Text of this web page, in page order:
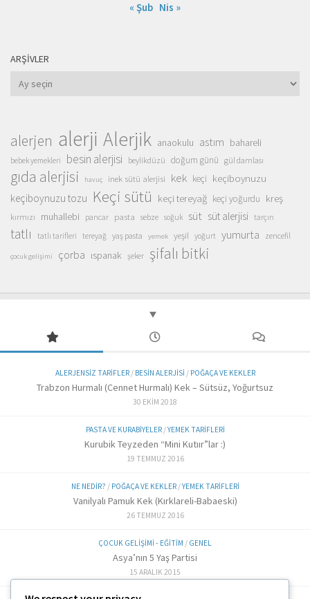
« Şub Nis »
ARŞIVLER
Arşivler
alerjen alerji Alerjik anaokulu astım bahareli
bebek yemekleri besin alerjisi beylikdüzü doğum günü gül damlası
gıda alerjisi havuç inek sütü alerjisi kek keçi keçiboynuzu
keçiboynuzu tozu Keçi sütü keçi tereyağ keçi yoğurdu kreş
kırmızı muhallebi pancar pasta sebze soğuk süt süt alerjisi tarçın
tatlı tatlı tarifleri tereyağ yaş pasta yemek yeşil yoğurt yumurta zencefil
çocuk gelişimi çorba ıspanak şeker şifalı bitki
ALERJENSIZ TARIFLER/ BESIN ALERJISI / POĞAÇA VE KEKLER
Trabzon Hurmalı (Cennet Hurmalı) Kek – Sütsüz, Yoğurtsuz
30 EKIM 2018
PASTA VE KURABIYELER/YEMEK TARIFLERI
Kurubik Teyzeden “Mini Kutıır”lar :)
19 TEMMUZ 2016
NE NEDIR? / POĞAÇA VE KEKLER/YEMEK TARIFLERI
Vanilyalı Pamuk Kek (Kırklareli-Babaeski)
26 TEMMUZ 2016
ÇOCUK GELIŞIMI - EĞITIM / GENEL
Asya’nın 5 Yaş Partisi
15 ARALIK 2015